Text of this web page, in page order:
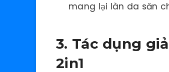
mang lại làn da săn
3. Tác dụng
2in1